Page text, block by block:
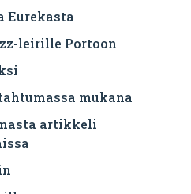
Eurekasta
leirille Portoon
mukana
artikkeli